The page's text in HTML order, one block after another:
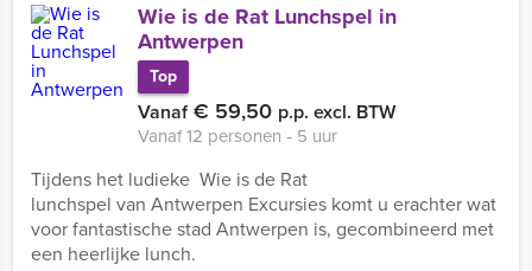
Wie is de Rat Lunchspel in
Antwerpen
Top
Vanaf€ 59,50 p.p. excl. BTW
Vanaf 12 personen ‐ 5 uur
Tijdens het ludieke Wie is de Rat
lunchspel van Antwerpen Excursies komt u erachter wat
voor fantastische stad Antwerpen is, gecombineerd met
een heerlijke lunch.